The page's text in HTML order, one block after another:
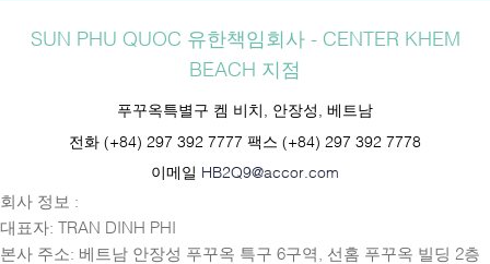
SUN PHU QUOC 유한책임회사 - CENTER KHEM
BEACH 지점
푸꾸옥특별구 켐 비치, 안장성, 베트남
전화 (+84) 297 392 7777 팩스 (+84) 297 392 7778
이메일 HB2Q9@accor.com
회사 정보 :
대표자: TRAN DINH PHI
본사 주소: 베트남 안장성 푸꾸옥 특구 6구역, 선홈 푸꾸옥 빌딩 2층